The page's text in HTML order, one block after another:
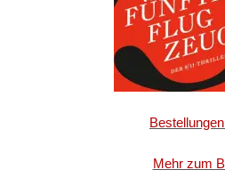
Mehr zum